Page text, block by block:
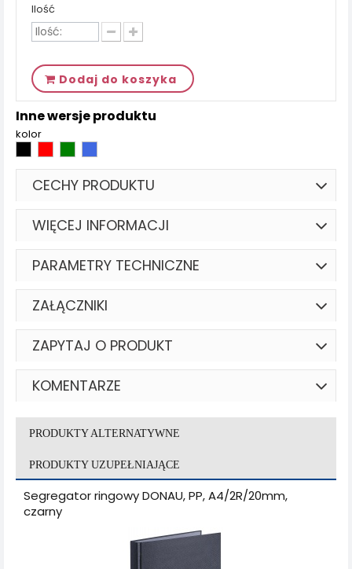
Ilość
Dodaj do koszyka
Inne wersje produktu
kolor
CECHY PRODUKTU
WIĘCEJ INFORMACJI
PARAMETRY TECHNICZNE
ZAŁĄCZNIKI
ZAPYTAJ O PRODUKT
KOMENTARZE
PRODUKTY ALTERNATYWNE
PRODUKTY UZUPEŁNIAJĄCE
Segregator ringowy DONAU, PP, A4/2R/20mm,
czarny